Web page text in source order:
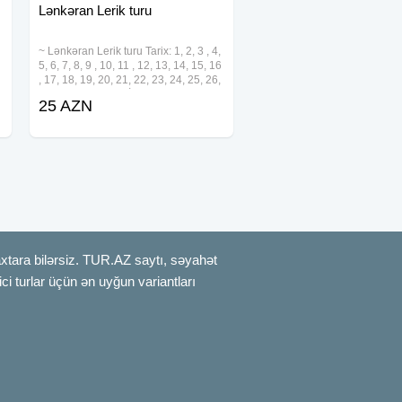
Lənkəran Lerik turu
~ Lənkəran Lerik turu Tarix: 1, 2, 3 , 4,
5, 6, 7, 8, 9 , 10, 11 , 12, 13, 14, 15, 16
, 17, 18, 19, 20, 21, 22, 23, 24, 25, 26,
•Ekonom Paket: 25 azn •Standart
25 AZN
bilərsiz. TUR.AZ saytı, səyahət
turlar üçün ən uyğun variantları